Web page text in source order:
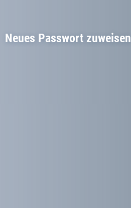
Neues Passwort zuweisen